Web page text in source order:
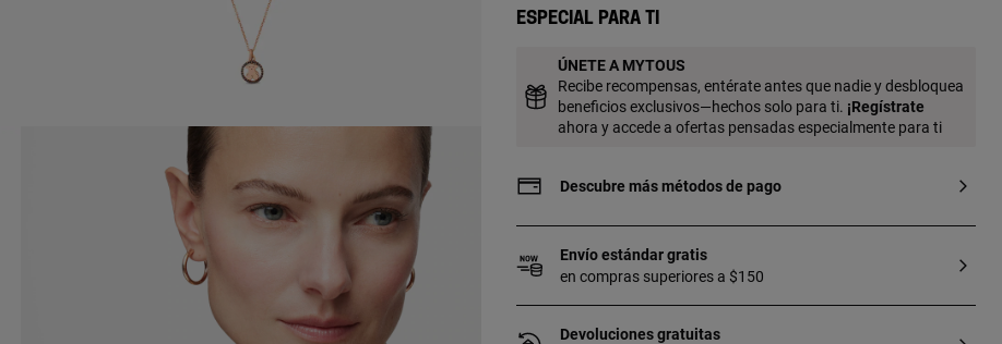
plata de primera ley con baño de oro de
calidad garantiza una mayor durabilidad
de la joya.
Especial para ti
ÚNETE A MYTOUS
Recibe recompensas, entérate antes que nadie y desbloquea
beneficios exclusivos—hechos solo para ti. ¡Regístrate
ahora y accede a ofertas pensadas especialmente para ti
Descubre más métodos de pago
Envío estándar gratis
en compras superiores a $150
Devoluciones gratuitas